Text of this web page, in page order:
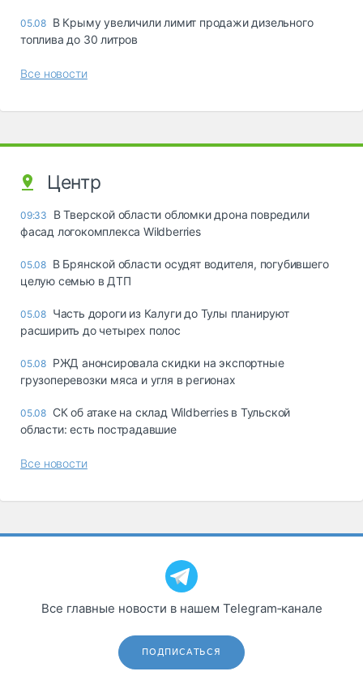
05.08 В Крыму увеличили лимит продажи дизельного
топлива до 30 литров
Все новости
Центр
09:33
В Тверской области обломки дрона повредили
фасад логокомплекса Wildberries
05.08 В Брянской области осудят водителя, погубившего
целую семью в ДТП
05.08 Часть дороги из Калуги до Тулы планируют
расширить до четырех полос
05.08 РЖД анонсировала скидки на экспортные
грузоперевозки мяса и угля в регионах
05.08 СК об атаке на склад Wildberries в Тульской
области: есть пострадавшие
Все новости
Все главные новости в нашем Telegram‑канале
ПОДПИСАТЬСЯ